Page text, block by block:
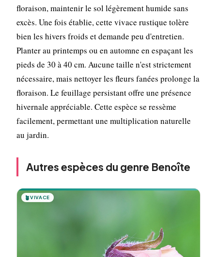
floraison, maintenir le sol légèrement humide sans
excès. Une fois établie, cette vivace rustique tolère
bien les hivers froids et demande peu d'entretien.
Planter au printemps ou en automne en espaçant les
pieds de 30 à 40 cm. Aucune taille n'est strictement
nécessaire, mais nettoyer les fleurs fanées prolonge la
floraison. Le feuillage persistant offre une présence
hivernale appréciable. Cette espèce se ressème
facilement, permettant une multiplication naturelle
au jardin.
Autres espèces du genre Benoîte
🪴VIVACE